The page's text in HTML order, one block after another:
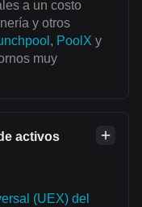
a un costo
y otros
, PoolX y
muy
activos
(UEX) del